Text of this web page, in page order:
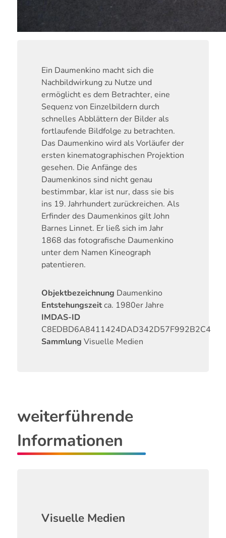
Ein Daumenkino macht sich die
Nachbildwirkung zu Nutze und
ermöglicht es dem Betrachter, eine
Sequenz von Einzelbildern durch
schnelles Abblättern der Bilder als
fortlaufende Bildfolge zu betrachten.
Das Daumenkino wird als Vorläufer der
ersten kinematographischen Projektion
gesehen. Die Anfänge des
Daumenkinos sind nicht genau
bestimmbar, klar ist nur, dass sie bis
ins 19. Jahrhundert zurückreichen. Als
Erfinder des Daumenkinos gilt John
Barnes Linnet. Er ließ sich im Jahr
1868 das fotografische Daumenkino
unter dem Namen Kineograph
patentieren.
Objektbezeichnung Daumenkino
Entstehungszeitca. 1980er Jahre
IMDAS-ID
C8EDBD6A8411424DAD342D57F992B2C4
Sammlung Visuelle Medien
weiterführende
Informationen
Visuelle Medien